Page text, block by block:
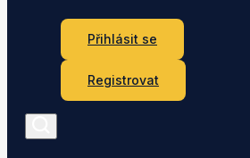
Přihlásit se
Registrovat